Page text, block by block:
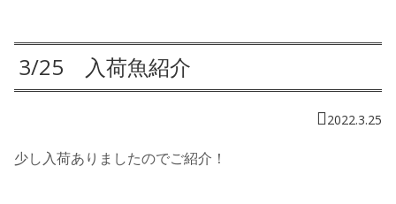
3/25 入荷魚紹介
2022.3.25
少し入荷ありましたのでご紹介！